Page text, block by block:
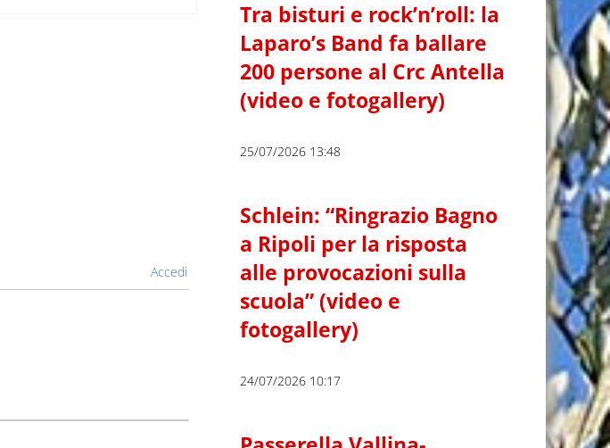
Accedi
Tra bisturi e rock’n’roll: la
Laparo’s Band fa ballare
200 persone al Crc Antella
(video e fotogallery)
25/07/2026 13:48
Schlein: “Ringrazio Bagno
a Ripoli per la risposta
alle provocazioni sulla
scuola” (video e
fotogallery)
24/07/2026 10:17